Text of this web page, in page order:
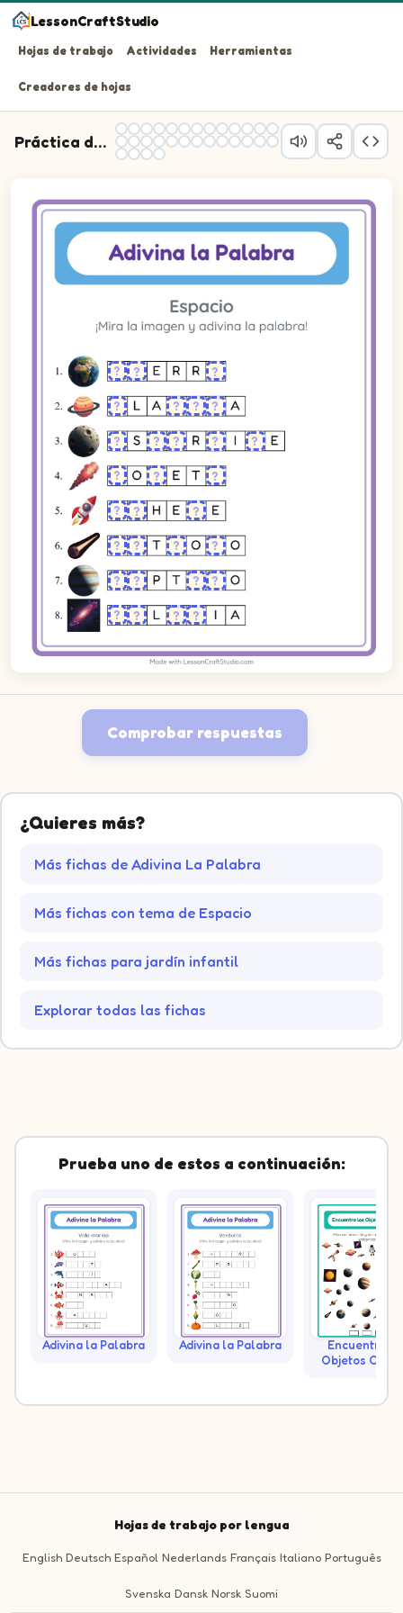
LessonCraftStudio
Hojas de trabajo Actividades Herramientas
Creadores de hojas
Práctica de Adivinar Palabras
Pregunta 2: Escribe la palabra de la imagen. Algunas
Pregunta 3: Escribe la palabra de la imagen. Algunas
Pregunta 4: Escribe la palabra de la imagen. Algunas
Pregunta 5: Escribe la palabra de la imagen. Algunas
Pregunta 6: Escribe la palabra de la imagen. Algunas
Pregunta 7: Escribe la palabra de la imagen. Algunas
Pregunta 8: Escribe la palabra de la imagen. Algunas
Comprobar respuestas
¿Quieres más?
Más fichas de Adivina La Palabra
Más fichas con tema de Espacio
Más fichas para jardín infantil
Explorar todas las fichas
Prueba uno de estos a continuación:
Adivina la Palabra Adivina la Palabra
Encuentra
Objetos
Hojas de trabajo por lengua
English Deutsch Español Nederlands Français Italiano Português
Svenska Dansk Norsk Suomi